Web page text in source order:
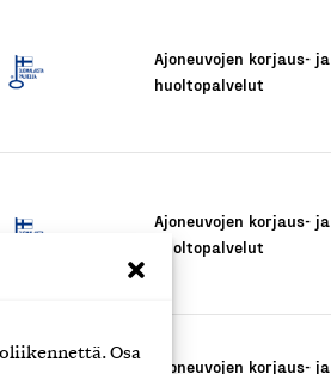
Osa
Ajoneuvojen korjaus- ja
huoltopalvelut
Ajoneuvojen korjaus- ja
huoltopalvelut
Ajoneuvojen korjaus- ja